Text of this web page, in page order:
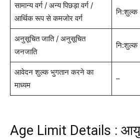
सामान्य वर्ग / अन्य पिछड़ा वर्ग /
आर्थिक रूप से कमजोर वर्ग
नि:शुल्क
अनुसूचित जाति / अनुसूचित
जनजाति
नि:शुल्क
आवेदन शुल्क भुगतान करने का
माध्यम
–
Age Limit Details : आयु